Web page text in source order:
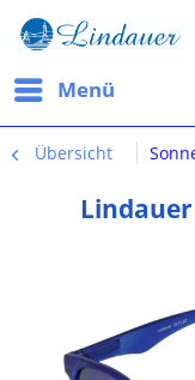
Menü
Übersicht
Lindauer